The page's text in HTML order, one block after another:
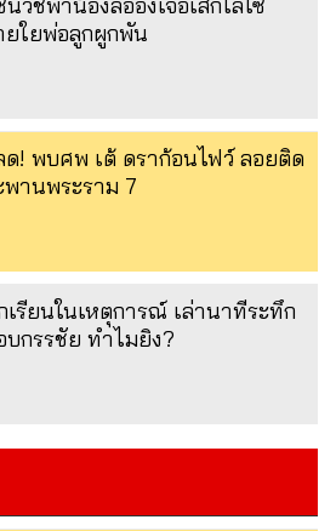
ยใยพ่อลูกผูกพัน
ด! พบศพ เต้ ดราก้อนไฟว์ ลอยติด
พานพระราม 7
เรียนในเหตุการณ์ เล่านาทีระทึก
บกรรชัย ทำไมยิง?